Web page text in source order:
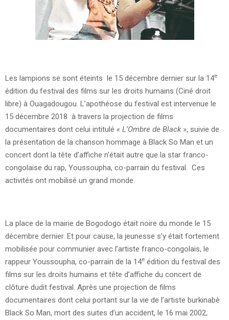
Les lampions se sont éteints le 15 décembre dernier sur la 14e
édition du festival des films sur les droits humains (Ciné droit
libre) à Ouagadougou. L’apothéose du festival est intervenue le
15 décembre 2018 à travers la projection de films
documentaires dont celui intitulé « L’Ombre de Black», suivie de
la présentation de la chanson hommage à Black So Man et un
concert dont la tête d’affiche n’était autre que la star franco-
congolaise du rap, Youssoupha, co-parrain du festival. Ces
activités ont mobilisé un grand monde.
La place de la mairie de Bogodogo était noire du monde le 15
décembre dernier. Et pour cause, la jeunesse s’y était fortement
mobilisée pour communier avec l’artiste franco-congolais, le
rappeur Youssoupha, co-parrain de la 14e édition du festival des
films sur les droits humains et tête d’affiche du concert de
clôture dudit festival. Après une projection de films
documentaires dont celui portant sur la vie de l’artiste burkinabè
Black So Man, mort des suites d’un accident, le 16 mai 2002,